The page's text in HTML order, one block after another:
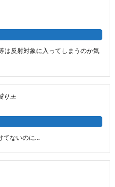
は反射対象に入ってしまうのか気
り王
てないのに…